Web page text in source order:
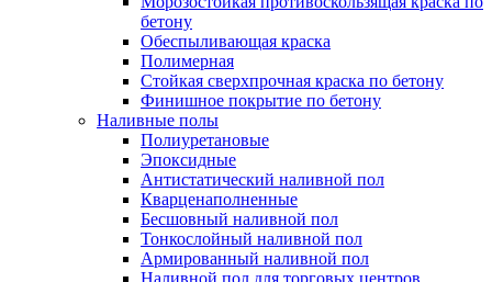
бетону
Обеспыливающая краска
Полимерная
Стойкая сверхпрочная краска по бетону
Финишное покрытие по бетону
Наливные полы
Полиуретановые
Эпоксидные
Антистатический наливной пол
Кварценаполненные
Бесшовный наливной пол
Тонкослойный наливной пол
Армированный наливной пол
Наливной пол для торговых центров